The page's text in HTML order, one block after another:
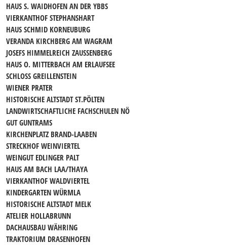
HAUS S. WAIDHOFEN AN DER YBBS
VIERKANTHOF STEPHANSHART
HAUS SCHMID KORNEUBURG
VERANDA KIRCHBERG AM WAGRAM
JOSEFS HIMMELREICH ZAUSSENBERG
HAUS O. MITTERBACH AM ERLAUFSEE
SCHLOSS GREILLENSTEIN
WIENER PRATER
HISTORISCHE ALTSTADT ST.PÖLTEN
LANDWIRTSCHAFTLICHE FACHSCHULEN NÖ
GUT GUNTRAMS
KIRCHENPLATZ BRAND-LAABEN
STRECKHOF WEINVIERTEL
WEINGUT EDLINGER PALT
HAUS AM BACH LAA/THAYA
VIERKANTHOF WALDVIERTEL
KINDERGARTEN WÜRMLA
HISTORISCHE ALTSTADT MELK
ATELIER HOLLABRUNN
DACHAUSBAU WÄHRING
TRAKTORIUM DRASENHOFEN